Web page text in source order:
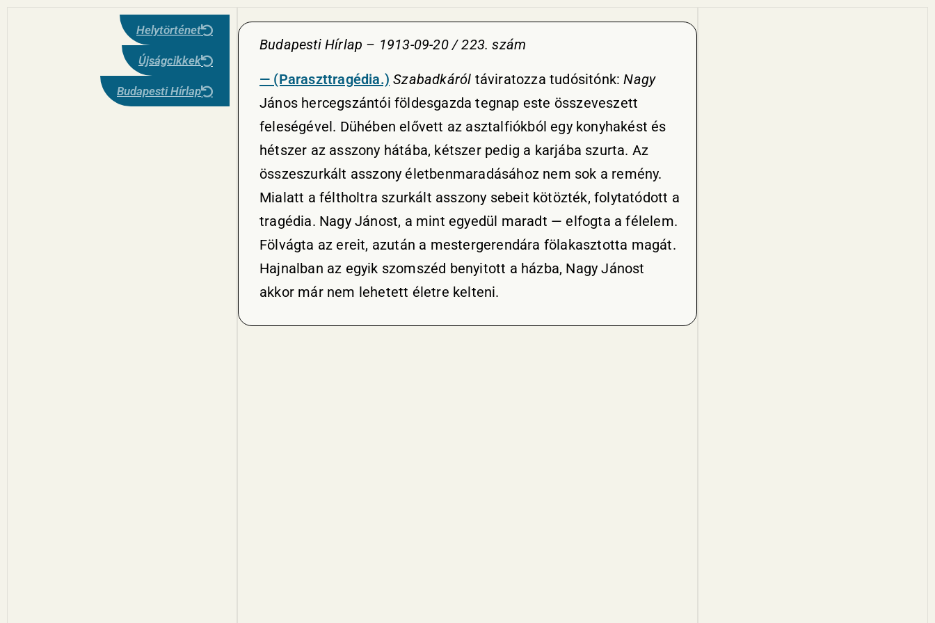
Helytörténet
Újságcikkek
Budapesti Hírlap
Budapesti Hírlap – 1913-09-20 / 223. szám
— (Paraszttragédia.) Szabadkáról táviratozza tudósitónk:Nagy
János hercegszántói földesgazda tegnap este összeveszett
feleségével. Dühében elővett az asztalfiókból egy konyhakést és
hétszer az asszony hátába, kétszer pedig a karjába szurta. Az
összeszurkált asszony életbenmaradásához nem sok a remény.
Mialatt a féltholtra szurkált asszony sebeit kötözték, folytatódott a
tragédia. Nagy Jánost, a mint egyedül maradt — elfogta a félelem.
Fölvágta az ereit, azután a mestergerendára fölakasztotta magát.
Hajnalban az egyik szomszéd benyitott a házba, Nagy Jánost
akkor már nem lehetett életre kelteni.